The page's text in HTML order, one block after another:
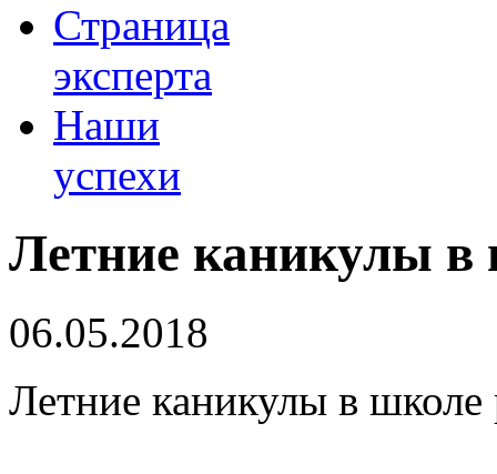
Страница
эксперта
Наши
успехи
Летние каникулы в
06.05.2018
Летние каникулы в школе